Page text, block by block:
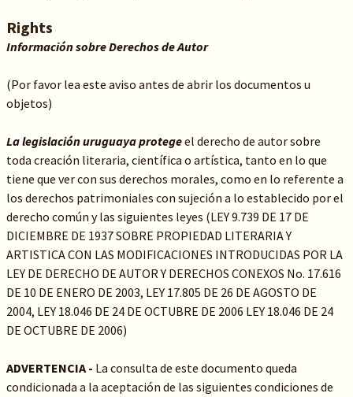
Rights
Información sobre Derechos de Autor
(Por favor lea este aviso antes de abrir los documentos u
objetos)
La legislación uruguaya protegeel derecho de autor sobre
toda creación literaria, científica o artística, tanto en lo que
tiene que ver con sus derechos morales, como en lo referente a
los derechos patrimoniales con sujeción a lo establecido por el
derecho común y las siguientes leyes (LEY 9.739 DE 17 DE
DICIEMBRE DE 1937 SOBRE PROPIEDAD LITERARIA Y
ARTISTICA CON LAS MODIFICACIONES INTRODUCIDAS POR LA
LEY DE DERECHO DE AUTOR Y DERECHOS CONEXOS No. 17.616
DE 10 DE ENERO DE 2003, LEY 17.805 DE 26 DE AGOSTO DE
2004, LEY 18.046 DE 24 DE OCTUBRE DE 2006 LEY 18.046 DE 24
DE OCTUBRE DE 2006)
ADVERTENCIA - La consulta de este documento queda
condicionada a la aceptación de las siguientes condiciones de